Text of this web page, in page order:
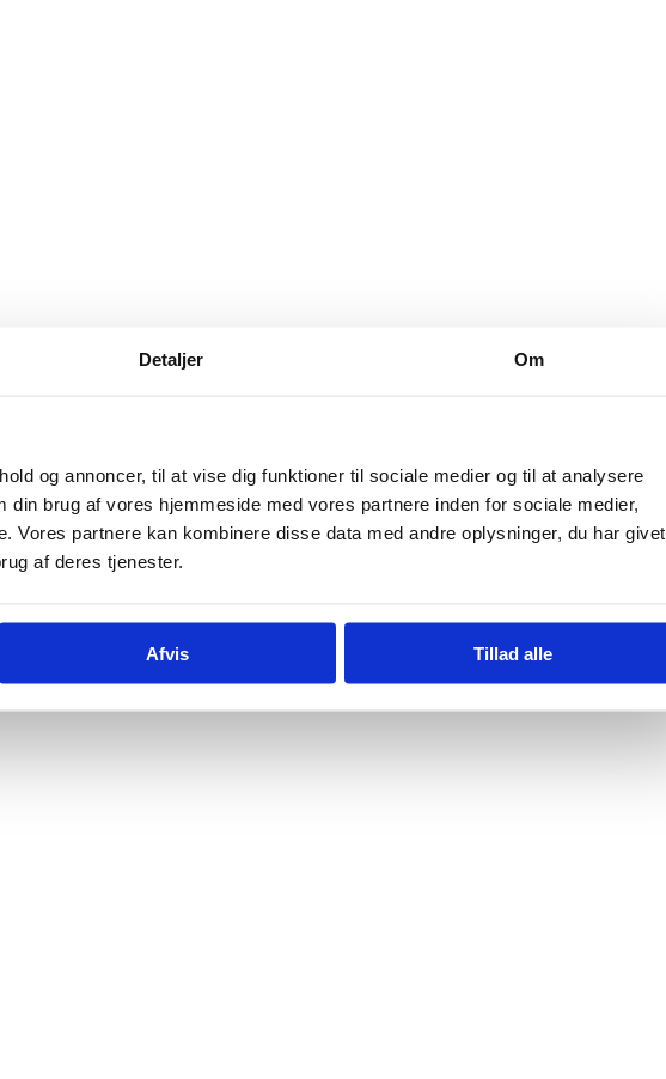
Detaljer Om
og annoncer, til at vise dig funktioner til sociale medier og til at analysere
brug af vores hjemmeside med vores partnere inden for sociale medier,
Vores partnere kan kombinere disse data med andre oplysninger, du har givet
af deres tjenester.
Afvis Tillad alle